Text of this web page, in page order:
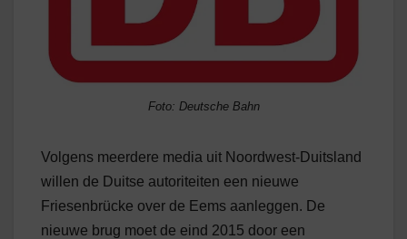
Foto: Deutsche Bahn
Volgens meerdere media uit Noordwest-Duitsland
willen de Duitse autoriteiten een nieuwe
Friesenbrücke over de Eems aanleggen. De
nieuwe brug moet de eind 2015 door een